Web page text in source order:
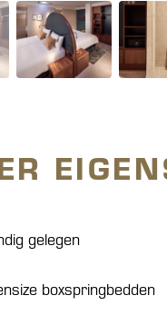
gelegen
boxspringbedden